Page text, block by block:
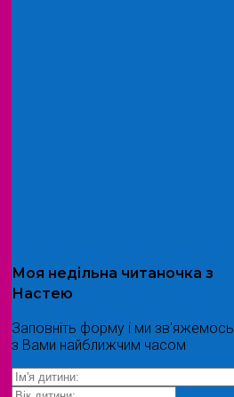
Моя недільна читаночка з
Настею
Заповніть форму і ми зв'яжемось
з Вами найближчим часом